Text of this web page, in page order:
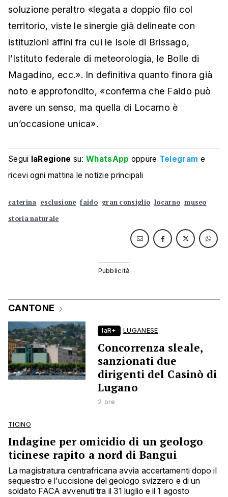
soluzione peraltro «legata a doppio filo col
territorio, viste le sinergie già delineate con
istituzioni affini fra cui le Isole di Brissago,
l’Istituto federale di meteorologia, le Bolle di
Magadino, ecc.». In definitiva quanto finora già
noto e approfondito, «conferma che Faido può
avere un senso, ma quella di Locarno è
un’occasione unica».
Segui laRegione su:WhatsApp oppure Telegram e
ricevi ogni mattina le notizie principali
caterina esclusione faido gran consiglio locarno museo
storia naturale
CANTONE
laR+ LUGANESE
Concorrenza sleale,
sanzionati due
dirigenti del Casinò di
Lugano
2 ore
TICINO
Indagine per omicidio di un geologo
ticinese rapito a nord di Bangui
La magistratura centrafricana avvia accertamenti dopo il
sequestro e l'uccisione del geologo svizzero e di un
soldato FACA avvenuti tra il 31 luglio e il 1 agosto